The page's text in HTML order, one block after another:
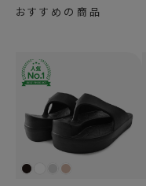
おすすめの商品